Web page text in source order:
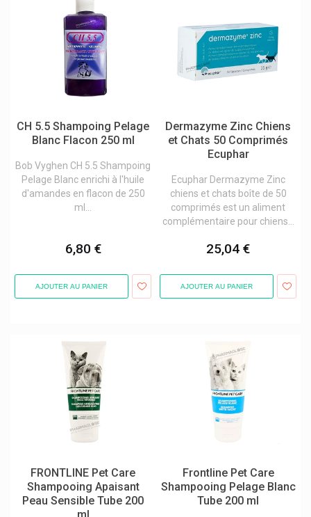
Humeur / Stress
Médicaments vétérinaires
Puces et tiques
Voies urinaires
Yeux
CH 5.5 Shampoing Pelage
Blanc Flacon 250 ml
Bob Vyghen CH 5.5 Shampoing
Pelage Blanc enrichi à l'huile
d'amandes en flacon de 250
ml...
6,80 €
AJOUTER AU PANIER
Dermazyme Zinc Chiens
et Chats 50 Comprimés
Ecuphar
Ecuphar Dermazyme Zinc
chiens et chats boîte de 50
comprimés est un aliment
complémentaire pour chiens...
25,04 €
AJOUTER AU PANIER
FRONTLINE Pet Care
Shampooing Apaisant
Peau Sensible Tube 200
ml
Frontline Pet Care
Shampooing Pelage Blanc
Tube 200 ml